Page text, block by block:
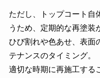
ただし、トップコート自
うため、定期的な再塗装
ひび割れや色あせ、表面
テナンスのタイミング。
適切な時期に再施工する